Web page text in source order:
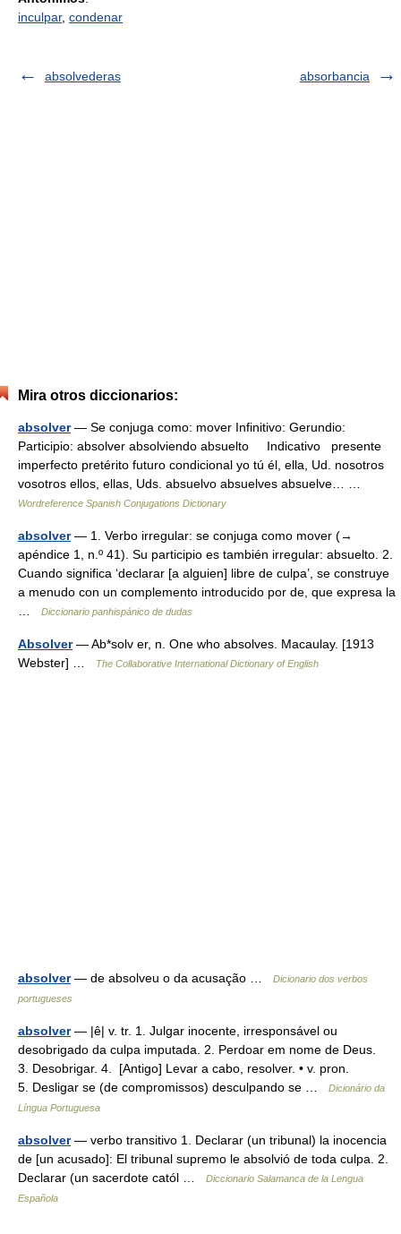
inculpar, condenar
absolvederas absorbancia
Mira otros diccionarios:
absolver— Se conjuga como: mover Infinitivo: Gerundio:
Participio: absolver absolviendo absuelto Indicativo presente
imperfecto pretérito futuro condicional yo tú él, ella, Ud. nosotros
vosotros ellos, ellas, Uds. absuelvo absuelves absuelve… …
Wordreference Spanish Conjugations Dictionary
absolver— 1. Verbo irregular: se conjuga como mover (→
apéndice 1, n.º 41). Su participio es también irregular: absuelto. 2.
Cuando significa ‘declarar [a alguien] libre de culpa’, se construye
a menudo con un complemento introducido por de, que expresa la
Diccionario panhispánico de dudas
Absolver— Ab*solv er, n. One who absolves. Macaulay. [1913
Webster] …
The Collaborative International Dictionary of English
absolver— de absolveu o da acusação …
Dicionario dos verbos
portugueses
absolver— |ê| v. tr. 1. Julgar inocente, irresponsável ou
desobrigado da culpa imputada. 2. Perdoar em nome de Deus.
3. Desobrigar. 4. [Antigo] Levar a cabo, resolver. • v. pron.
5. Desligar se (de compromissos) desculpando se …
Dicionário da
Língua Portuguesa
absolver— verbo transitivo 1. Declarar (un tribunal) la inocencia
de [un acusado]: El tribunal supremo le absolvió de toda culpa. 2.
Declarar (un sacerdote catól …
Diccionario Salamanca de la Lengua
Española